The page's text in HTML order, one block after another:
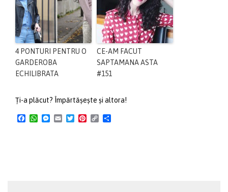
4 PONTURI PENTRU O
GARDEROBA
ECHILIBRATA
CE-AM FACUT
SAPTAMANA ASTA
#151
Ți-a plăcut? Împărtășește și altora!
Facebook
WhatsApp
Messenger
EmailTwitterPinterest
Copy